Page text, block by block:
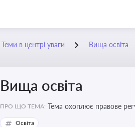
Теми в центрі уваги Вища освіта
Вища освіта
ПРО ЩО ТЕМА: Тема охоплює правове
Освіта